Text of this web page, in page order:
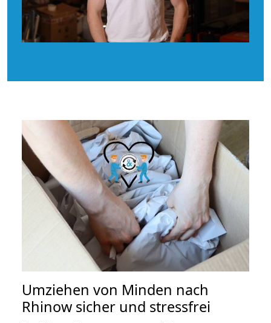
Umziehen von Minden nach
Rhinow sicher und stressfrei